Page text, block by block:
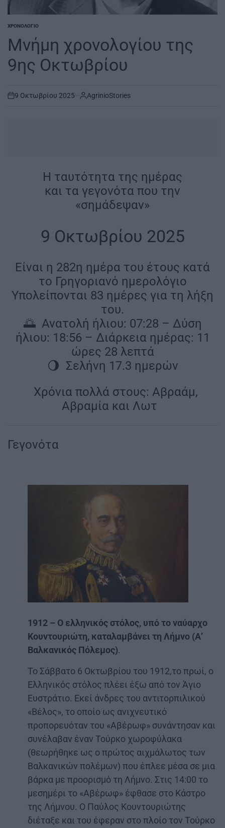
POSTED
ΧΡΟΝΟΛΌΓΙΟ
Μνήμη χρονολογίου της
9ης Οκτωβρίου
on
9 Οκτωβρίου 2025 AgrinioStories
Η ταυτότητα της ημέρας
και τα γεγονότα που την
«σημάδεψαν»
9 Οκτωβρίου 2025
Είναι η 282η ημέρα του έτους κατά
το Γρηγοριανό ημερολόγιο
Υπολείπονται 83 ημέρες για τη λήξη
του.
🌅 Ανατολή ήλιου: 07:28 – Δύση
ήλιου: 18:56 – Διάρκεια ημέρας: 11
ώρες 28 λεπτά
🌖 Σελήνη 17.3 ημερών
Χρόνια πολλά στους: Αβραάμ,
Αβραμία και Λωτ
Γεγονότα
1912 – Ο ελληνικός στόλος, υπό το ναύαρχο
Κουντουριώτη, καταλαμβάνει τη Λήμνο (Α’
Βαλκανικός Πόλεμος).
Το Σάββατο 6 Οκτωβρίου του 1912,το πρωί, ο
Ελληνικός στόλος πλέει έξω από τον Άγιο
Ευστράτιο. Εκεί άνδρες του αντιτορπιλικού
«Βέλος», το οποίο ως ανιχνευτικό
προπορευόταν του «Αβέρωφ» συνάντησαν και
συνέλαβαν έναν Τούρκο χωροφύλακα
(θεωρήθηκε ως ο πρώτος αιχμάλωτος των
Βαλκανικών πολέμων) που έπλεε μέσα σε μια
βάρκα με προορισμό τη Λήμνο. Στις 14:00 το
μεσημέρι το «Αβέρωφ» έφθασε στο Κάστρο
της Λήμνου. Ο Παύλος Κουντουριώτης
διέταξε και του έφεραν στο πλοίο τον Τούρκο